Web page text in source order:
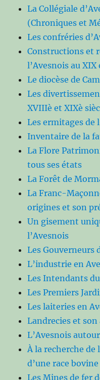
La Collégiale
(Chroniques et
Les confréries
Constructions et
l’Avesnois au XIX
Le diocèse de
Les
XVIIIè et XIXè
Les ermitages de
Inventaire de la
La Flore
tous ses états
La Forêt de
La Franc-
origines et son
Un gisement
l’Avesnois
Les Gouverneurs
L’industrie en
Les Intendants
Les Premiers
Les laiteries en
Landrecies et
L’Avesnois
À la recherche
d’une race
Les Mines de fer